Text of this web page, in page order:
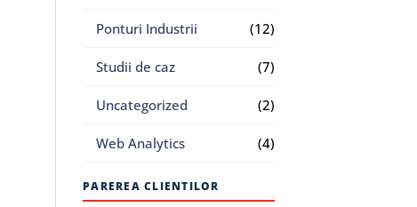
Ponturi Industrii (12)
Studii de caz (7)
Uncategorized (2)
Web Analytics (4)
PAREREA CLIENTILOR